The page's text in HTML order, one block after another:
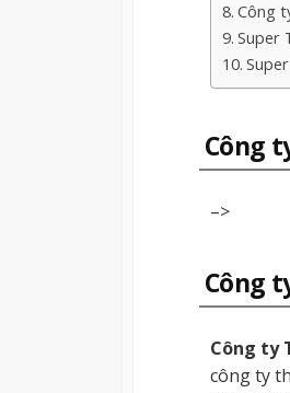
Công
Super
Công
–>
Công
Công ty
công ty